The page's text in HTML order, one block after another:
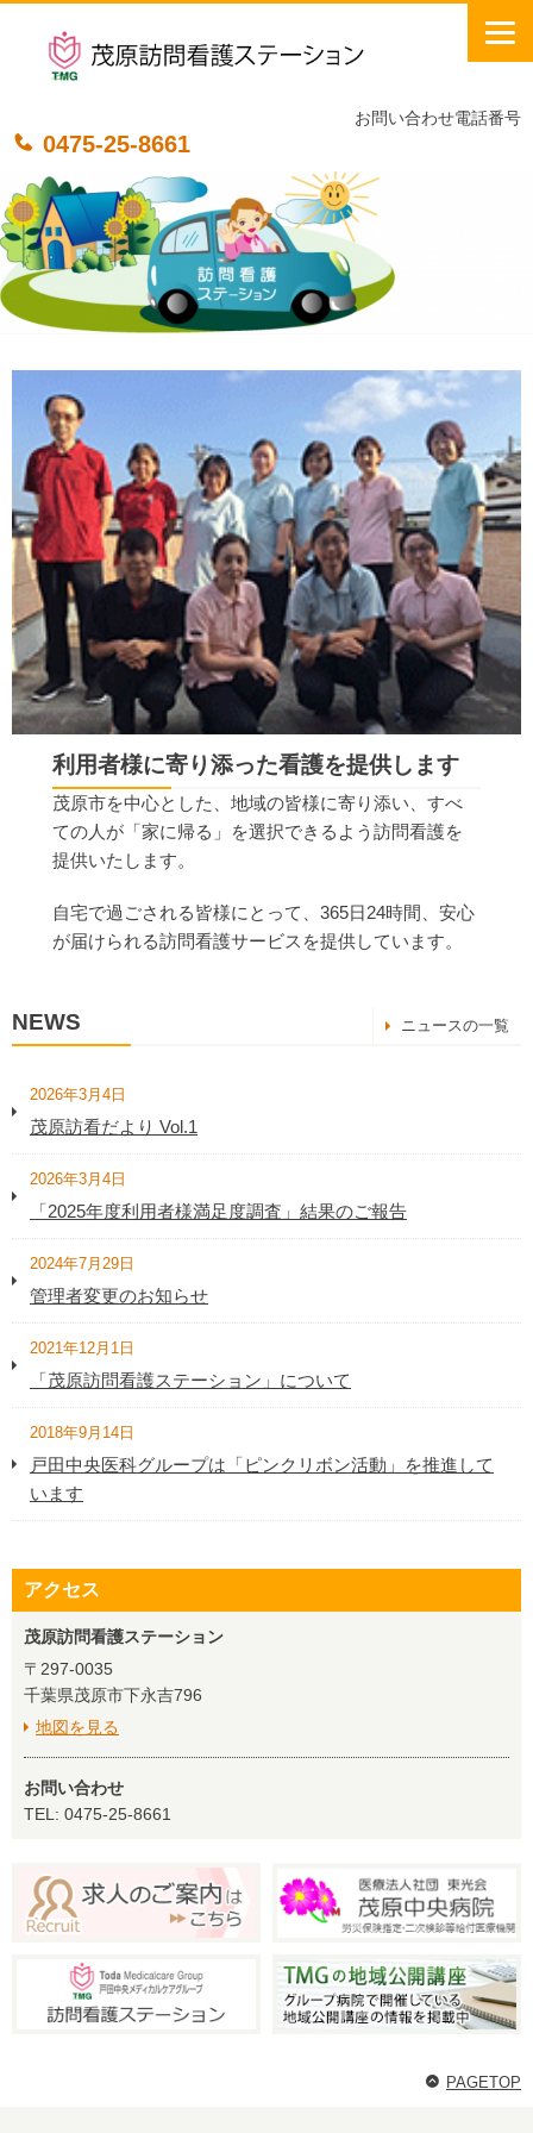
content
お問い合わせ電話番号
0475-25-8661
利用者様に寄り添った看護を提供します
茂原市を中心とした、地域の皆様に寄り添い、すべ
ての人が「家に帰る」を選択できるよう訪問看護を
提供いたします。
自宅で過ごされる皆様にとって、365日24時間、安心
が届けられる訪問看護サービスを提供しています。
NEWS ニュースの一覧
2026年3月4日
茂原訪看だより Vol.1
2026年3月4日
「2025年度利用者様満足度調査」結果のご報告
2024年7月29日
管理者変更のお知らせ
2021年12月1日
「茂原訪問看護ステーション」について
2018年9月14日
戸田中央医科グループは「ピンクリボン活動」を推進して
います
アクセス
茂原訪問看護ステーション
〒297-0035
千葉県茂原市下永吉796
地図を見る
お問い合わせ
TEL: 0475-25-8661
PAGETOP